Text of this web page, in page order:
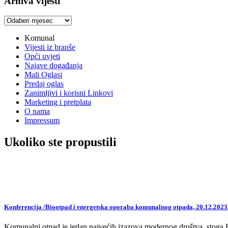
Arhiva
Komunal
Vijesti iz branše
Opći uvjeti
Najave događanja
Mali Oglasi
Predaj oglas
Zanimljivi i korisni Linkovi
Marketing i pretplata
O nama
Impressum
Ukoliko ste propustili
Konferencija /Biootpad i energetska oporaba komunalnog otpada,